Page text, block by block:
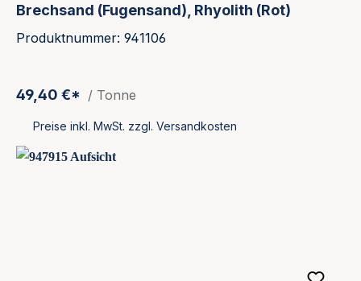
Brechsand (Fugensand), Rhyolith (Rot)
Produktnummer: 941106
49,40 €* / Tonne
Preise inkl. MwSt. zzgl. Versandkosten